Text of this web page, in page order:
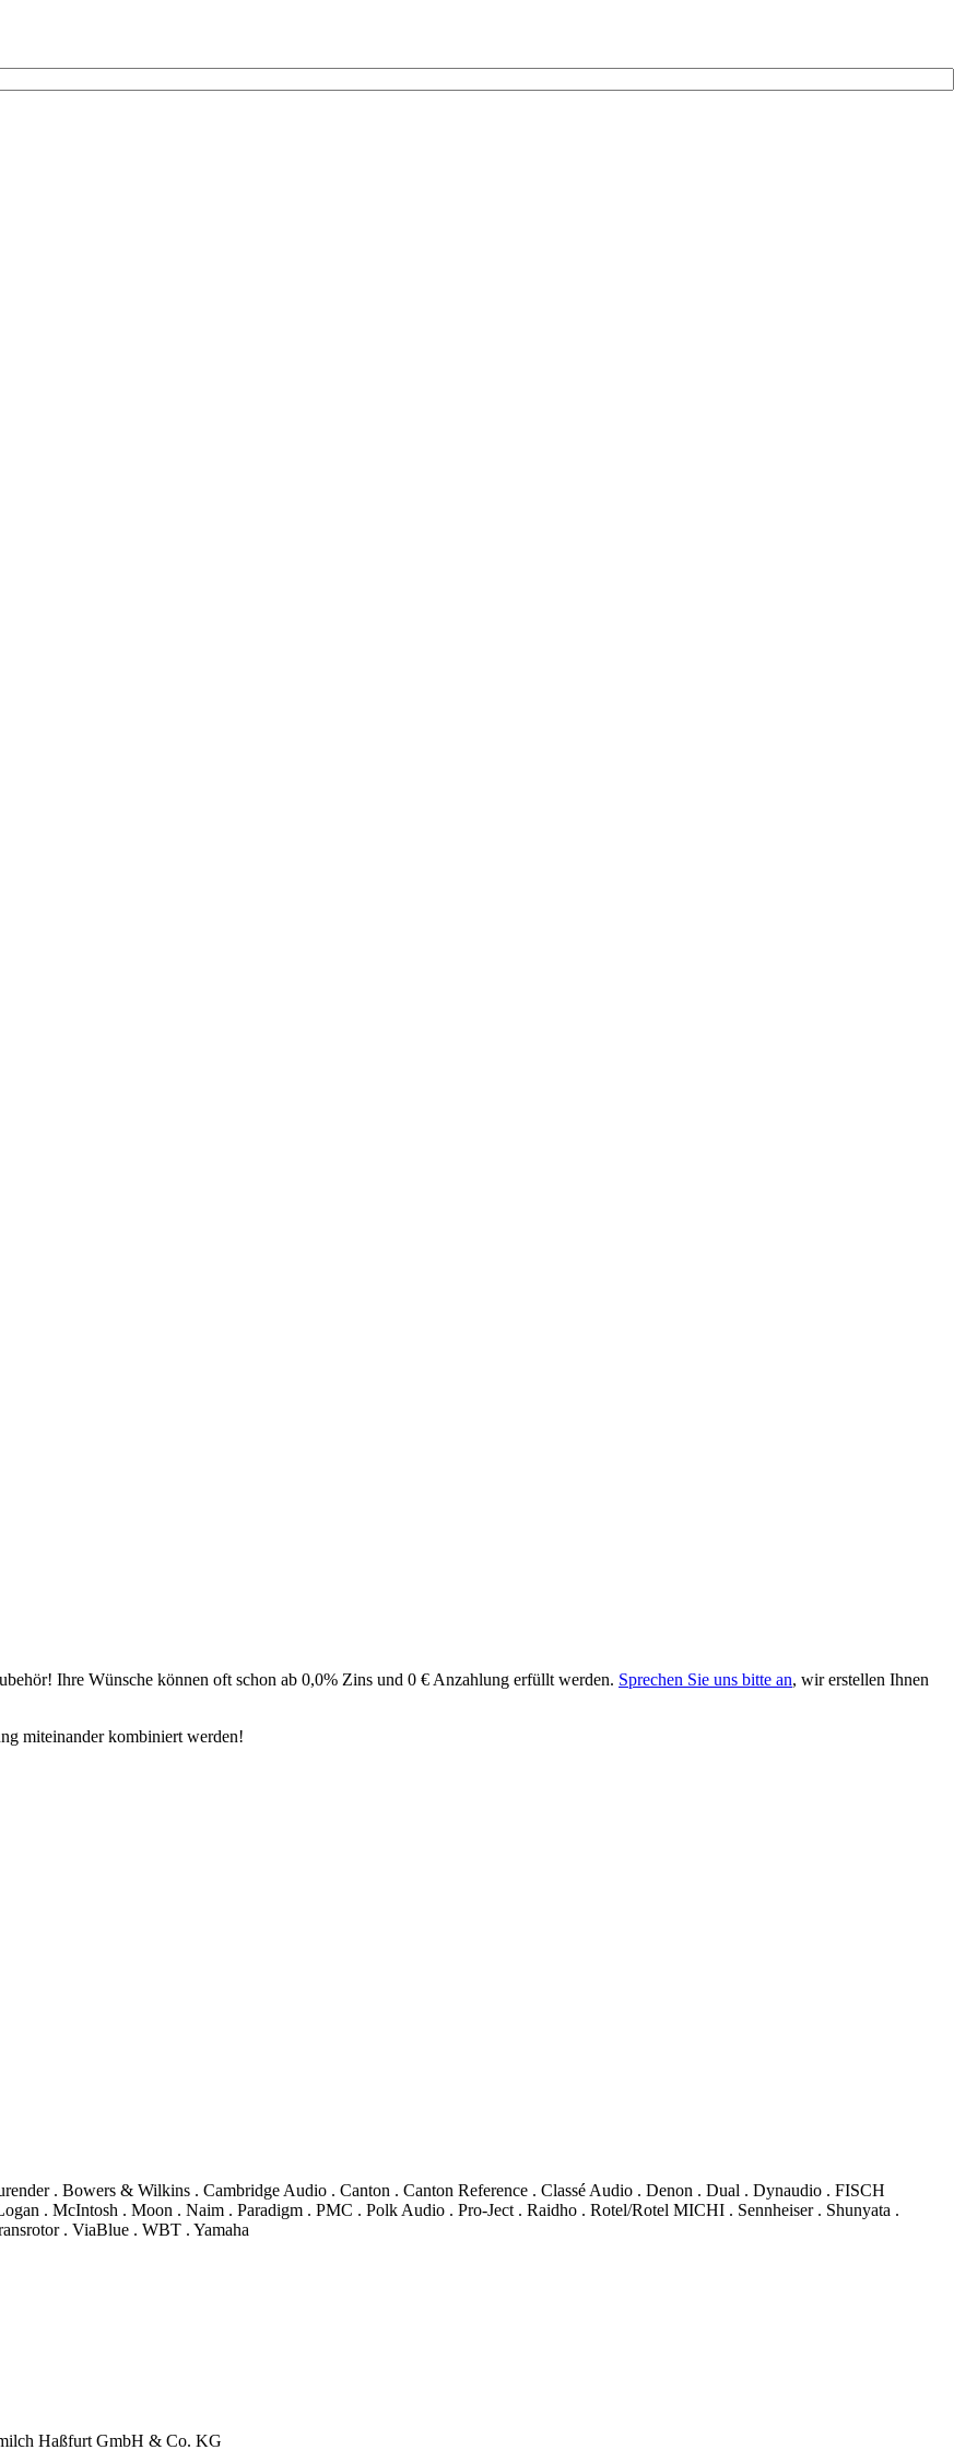
Ihre Wünsche können oft schon ab 0,0% Zins und 0 € Anzahlung erfüllt werden. Sprechen Sie uns bitte an, wir erstellen Ihnen
miteinander kombiniert werden!
. Bowers & Wilkins . Cambridge Audio . Canton . Canton Reference . Classé Audio . Denon . Dual . Dynaudio . FISCH
. McIntosh . Moon . Naim . Paradigm . PMC . Polk Audio . Pro-Ject . Raidho . Rotel/Rotel MICHI . Sennheiser . Shunyata .
. ViaBlue . WBT . Yamaha
Haßfurt GmbH & Co. KG